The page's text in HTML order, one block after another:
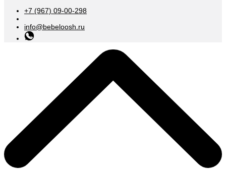
+7 (967) 09-00-298
info@bebeloosh.ru